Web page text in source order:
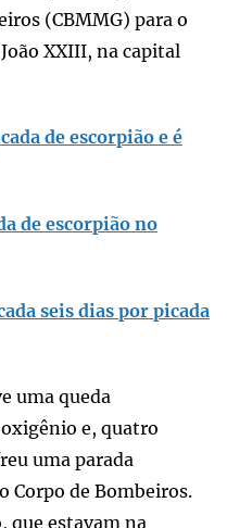
(CBMMG) para o
XXIII, na capital
de escorpião e é
de escorpião no
seis dias por picada
uma queda
e, quatro
uma parada
Corpo de Bombeiros.
que estavam na